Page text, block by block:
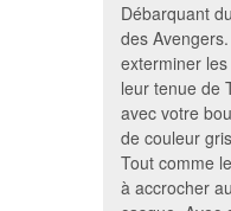
Débarquant
des
exterminer
leur tenue de
avec votre
de couleur
Tout comme
à accrocher